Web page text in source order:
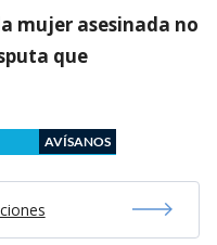
mujer asesinada no
que
AVÍSANOS